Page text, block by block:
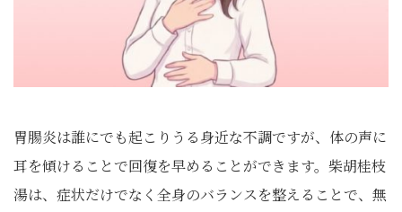
胃腸炎は誰にでも起こりうる身近な不調ですが、体の声に
耳を傾けることで回復を早めることができます。柴胡桂枝
湯は、症状だけでなく全身のバランスを整えることで、無